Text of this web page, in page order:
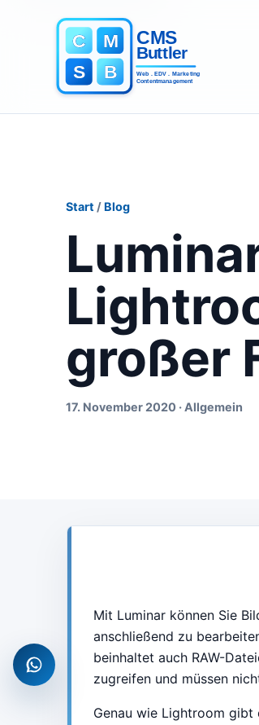
Start / Blog
großer
17. November 2020 · Allgemein
Mit Luminar können Sie
anschließend zu
beinhaltet auch RAW-
zugreifen und müssen
Genau wie Lightroom gibt
WhatsApp